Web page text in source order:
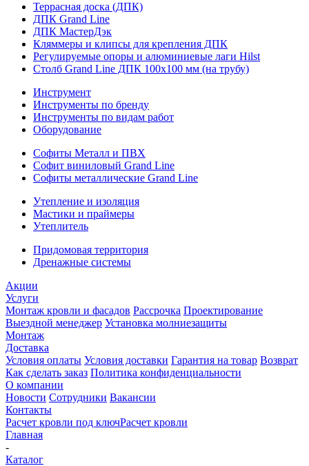
Террасная доска (ДПК)
ДПК Grand Line
ДПК МастерДэк
Кляммеры и клипсы для крепления ДПК
Регулируемые опоры и алюминиевые лаги Hilst
Столб Grand Line ДПК 100х100 мм (на трубу)
Инструмент
Инструменты по бренду
Инструменты по видам работ
Оборудование
Софиты Металл и ПВХ
Софит виниловый Grand Line
Софиты металлические Grand Line
Утепление и изоляция
Мастики и праймеры
Утеплитель
Придомовая территория
Дренажные системы
Акции
Услуги
Монтаж кровли и фасадов Рассрочка Проектирование
Выездной менеджер Установка молниезащиты
Монтаж
Доставка
Условия оплаты Условия доставки Гарантия на товар Возврат
Как сделать заказ Политика конфиденциальности
О компании
Новости Сотрудники Вакансии
Контакты
Расчет кровли под ключРасчет кровли
Главная
-
Каталог